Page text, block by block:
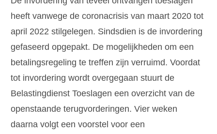
heeft vanwege de coronacrisis van maart 2020 tot
april 2022 stilgelegen. Sindsdien is de invordering
gefaseerd opgepakt. De mogelijkheden om een
betalingsregeling te treffen zijn verruimd. Voordat
tot invordering wordt overgegaan stuurt de
Belastingdienst Toeslagen een overzicht van de
openstaande terugvorderingen. Vier weken
daarna volgt een voorstel voor een